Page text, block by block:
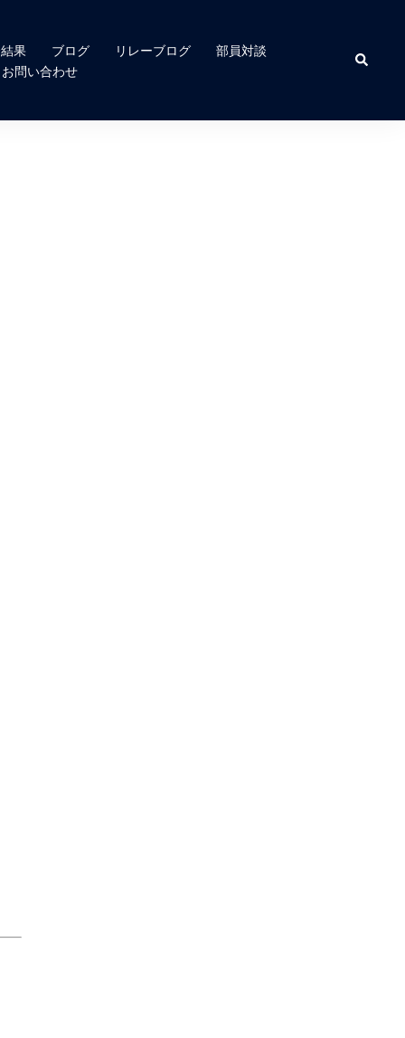
果 ブログ リレーブログ
部員対談
お問い合わせ
検
索